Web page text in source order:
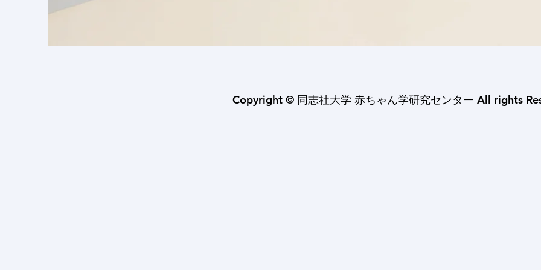
Copyright © 同志社大学 赤ちゃん学研究センター All rights